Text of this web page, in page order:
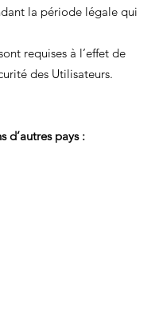
la période légale qui
requises à l’effet de
des Utilisateurs.
d’autres pays :